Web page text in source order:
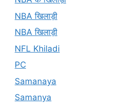
NBA खिलाड़ी
NBA खिलाड़ी
NFL Khiladi
PC
Samanaya
Samanya